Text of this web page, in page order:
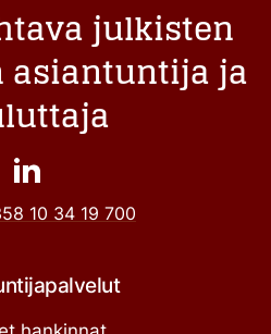
julkisten
ja
10 34 19 700